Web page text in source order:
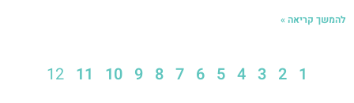
להמשך קריאה »
1
2
3
4
5
6
7
8
9
10
11
12